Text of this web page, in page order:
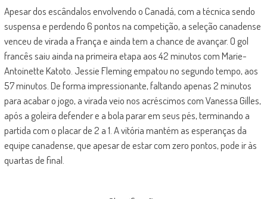
Apesar dos escândalos envolvendo o Canadá, com a técnica sendo
suspensa e perdendo 6 pontos na competição, a seleção canadense
venceu de virada a França e ainda tem a chance de avançar. O gol
francês saiu ainda na primeira etapa aos 42 minutos com Marie-
Antoinette Katoto. Jessie Fleming empatou no segundo tempo, aos
57 minutos. De forma impressionante, faltando apenas 2 minutos
para acabar o jogo, a virada veio nos acréscimos com Vanessa Gilles,
após a goleira defender e a bola parar em seus pés, terminando a
partida com o placar de 2 a 1. A vitória mantém as esperanças da
equipe canadense, que apesar de estar com zero pontos, pode ir às
quartas de final.